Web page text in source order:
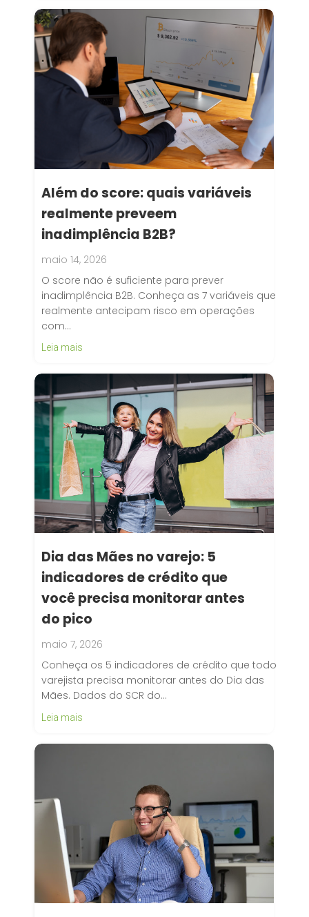
Além do score: quais variáveis
realmente preveem
inadimplência B2B?
maio 14, 2026
O score não é suficiente para prever
inadimplência B2B. Conheça as 7 variáveis que
realmente antecipam risco em operações
com…
Leia mais
Dia das Mães no varejo: 5
indicadores de crédito que
você precisa monitorar antes
do pico
maio 7, 2026
Conheça os 5 indicadores de crédito que todo
varejista precisa monitorar antes do Dia das
Mães. Dados do SCR do…
Leia mais